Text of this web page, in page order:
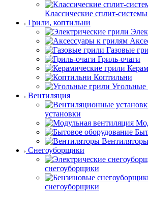
Классические сплит-
Грили, коптильни
Газовые
Гриль-очаги
Коптильни
Угольные
Вентиляция
установки
Вентиляторы
Снегоуборщики
снегоуборщики
снегоуборщики